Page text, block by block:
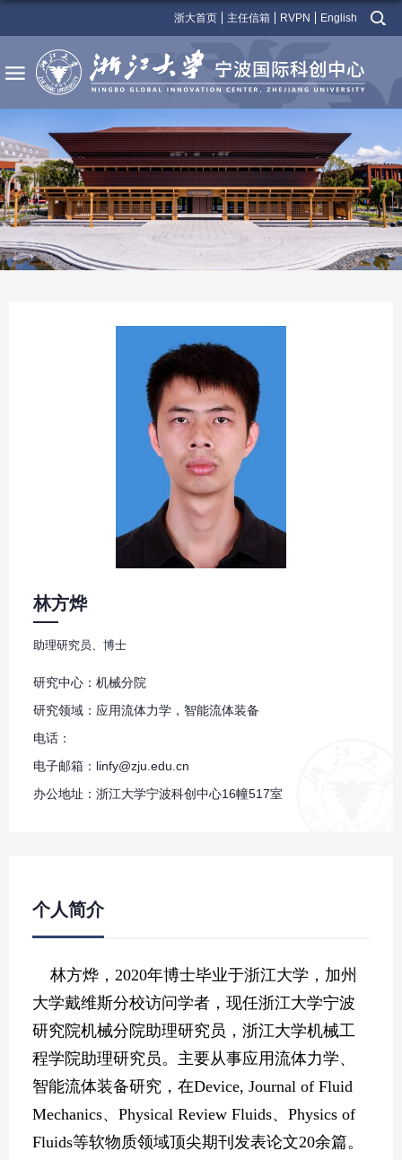
浙大首页 主任信箱 RVPN English
林方烨
助理研究员、博士
研究中心：机械分院
研究领域：应用流体力学，智能流体装备
电话：
电子邮箱：linfy@zju.edu.cn
办公地址：浙江大学宁波科创中心16幢517室
个人简介
林方烨， 2020年博士毕业于浙江大学，加州
大学戴维斯分校访问学者，现任浙江大学宁波
研究院机械分院助理研究员，浙江大学机械工
程学院助理研究员。主要从事应用流体力学、
智能流体装备研究，在Device, Journal of Fluid
Mechanics、 Physical Review Fluids、 Physics of
Fluids等软物质领域顶尖期刊发表论文20余篇。